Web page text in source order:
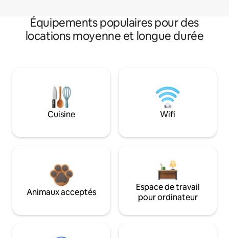
Équipements populaires pour des
locations moyenne et longue durée
Cuisine Wifi
Animaux acceptés
Espace de travail
pour ordinateur